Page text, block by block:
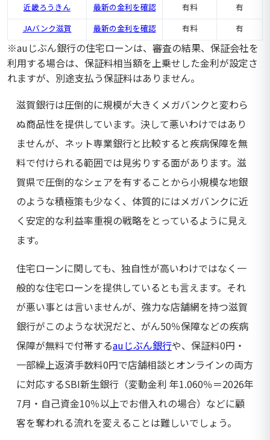
近畿ろうきん
最新の金利を確認 有料
有
JAバンク滋賀
最新の金利を確認 有料 有
※auじぶん銀行の住宅ローンは、審査の結果、保証会社を
利用する場合は、保証料相当額を上乗せした金利が設定さ
れますが、別途支払う保証料はありません。
滋賀銀行は圧倒的に規模が大きくメガバンクと変わら
ぬ商品性を提供しています。決して悪いわけではあり
ませんが、ネット専業銀行と比較すると疾病保障を無
料で付けられる範囲では見劣りする面があります。滋
賀県で圧倒的なシェアを有することから小規模な地銀
のような積極策も少なく、体質的にはメガバンクに近
く安定的な利益率重視の戦略をとっているように見え
ます。
住宅ローンに関しても、独自性が高いわけではなく一
般的な住宅ローンを提供しているとも言えます。それ
が悪い事とは言いませんが、強力な店舗網を持つ滋賀
銀行がこのような状況だと、がん50％保障などの疾病
保障が無料で付帯するauじぶん銀行や、保証料0円・
一部繰上返済手数料0円で店舗相談とオンラインの両方
に対応するSBI新生銀行（変動金利 年1.060％＝2026年
7月・自己資金10％以上でお借入れの場合）などに顧
客を奪われる流れを変えることは難しいでしょう。